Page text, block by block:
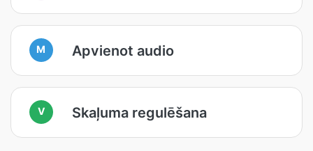
M Apvienot audio
V Skaļuma regulēšana